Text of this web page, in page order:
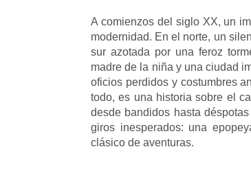
A comienzos del siglo XX, un
modernidad. En el norte, un
sur azotada por una feroz
madre de la niña y una ciudad
oficios perdidos y costumbres
todo, es una historia sobre el
desde bandidos hasta
giros inesperados: una
clásico de aventuras.